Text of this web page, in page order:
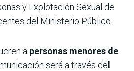
y Explotación Sexual de
del Ministerio Público.
a personas menores de
será a través del